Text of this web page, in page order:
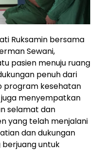
Ruksamin bersama
Sewani,
pasien menuju ruang
penuh dari
program kesehatan
juga menyempatkan
selamat dan
yang telah menjalani
dan dukungan
untuk